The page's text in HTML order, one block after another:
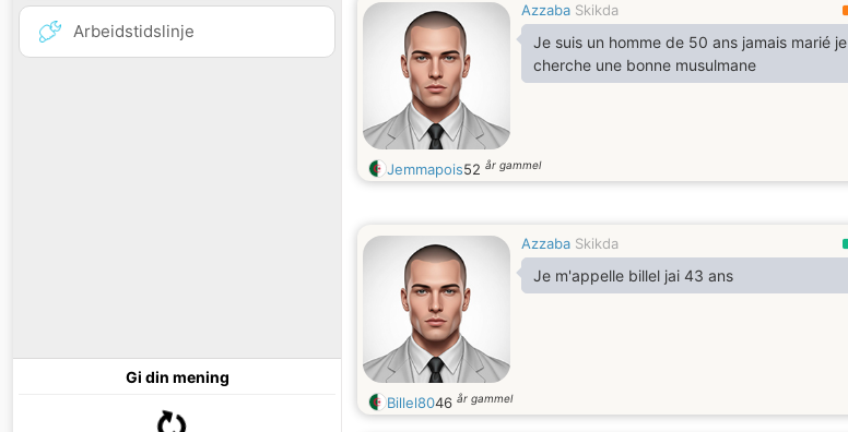
Arbeidstidslinje
Gi din mening
Azzaba Skikda
Je suis un homme de 50 ans jamais marié je
cherche une bonne musulmane
Jemmapois52 år gammel
Azzaba Skikda
Je m'appelle billel jai 43 ans
Billel8046 år gammel